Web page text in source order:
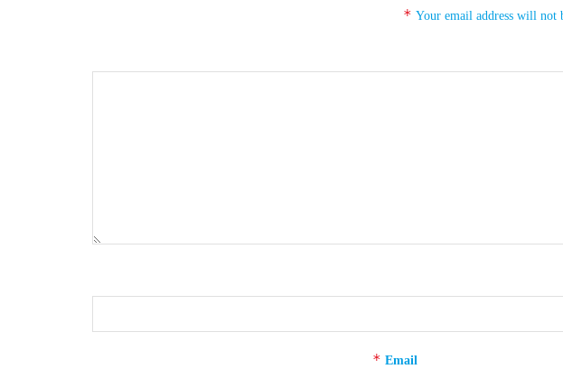
Your email address will not
*
Email
*